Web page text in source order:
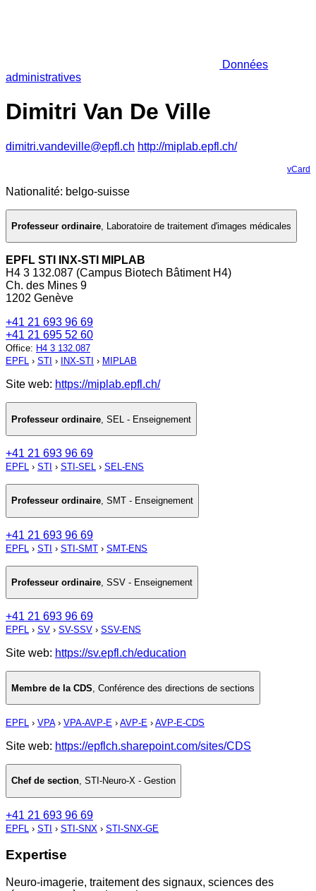
Données
administratives
Dimitri Van De Ville
dimitri.vandeville@epfl.ch http://miplab.epfl.ch/
vCard
Nationalité: belgo-suisse
Professeur ordinaire, Laboratoire de traitement d'images médicales
EPFL STI INX-STI MIPLAB
H4 3 132.087 (Campus Biotech Bâtiment H4)
Ch. des Mines 9
1202 Genève
+41 21 693 96 69
+41 21 695 52 60
Office: H4 3 132.087
EPFL › STI › INX-STI › MIPLAB
Site web: https://miplab.epfl.ch/
Professeur ordinaire SEL - Enseignement
+41 21 693 96 69
EPFL › STI › STI-SEL › SEL-ENS
Professeur ordinaire, SMT - Enseignement
+41 21 693 96 69
EPFL › STI › STI-SMT › SMT-ENS
Professeur ordinaire, SSV - Enseignement
+41 21 693 96 69
EPFL › SV › SV-SSV › SSV-ENS
Site web: https://sv.epfl.ch/education
Membre de la CDS Conférence des directions de sections
EPFL › VPA› VPA-AVP-E › AVP-E › AVP-E-CDS
Site web: https://epflch.sharepoint.com/sites/CDS
Chef de section, STI-Neuro-X - Gestion
+41 21 693 96 69
EPFL › STI › STI-SNX › STI-SNX-GE
Expertise
Neuro-imagerie, traitement des signaux, sciences des